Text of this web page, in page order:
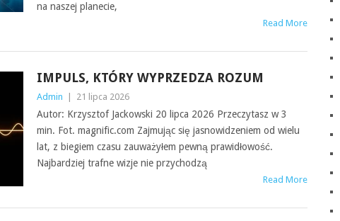
na naszej planecie,
Read More
IMPULS, KTÓRY WYPRZEDZA ROZUM
Admin 21 lipca 2026
Autor: Krzysztof Jackowski 20 lipca 2026 Przeczytasz w 3
min. Fot. magnific.com Zajmując się jasnowidzeniem od wielu
lat, z biegiem czasu zauważyłem pewną prawidłowość.
Najbardziej trafne wizje nie przychodzą
Read More